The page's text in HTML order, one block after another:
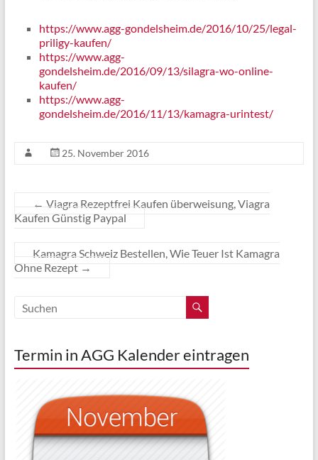
https://www.agg-gondelsheim.de/2016/10/25/legal-
priligy-kaufen/
https://www.agg-
gondelsheim.de/2016/09/13/silagra-wo-online-
kaufen/
https://www.agg-
gondelsheim.de/2016/11/13/kamagra-urintest/
25. November 2016
← Viagra Rezeptfrei Kaufen überweisung, Viagra
Kaufen Günstig Paypal
Kamagra Schweiz Bestellen, Wie Teuer Ist Kamagra
Ohne Rezept →
Termin in AGG Kalender eintragen